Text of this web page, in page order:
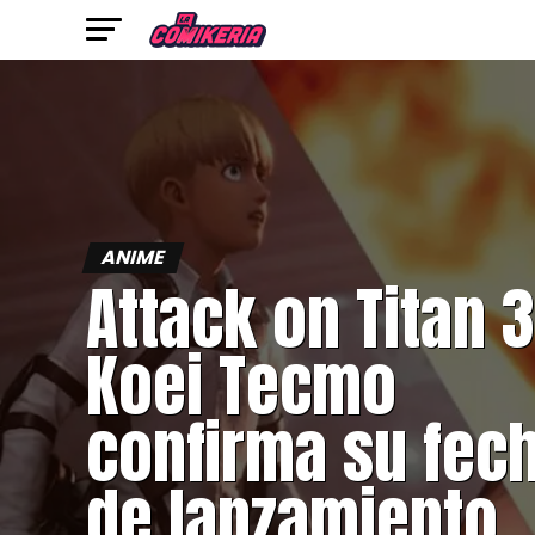
ANIME
Attack on Titan
Koei Tecmo
confirma su